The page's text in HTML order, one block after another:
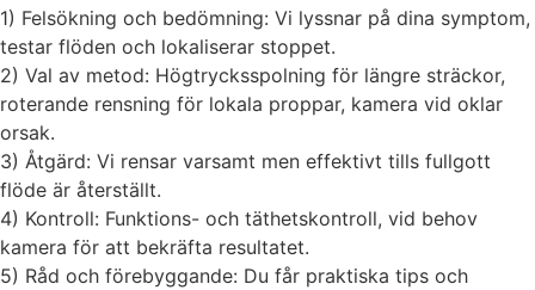
1) Felsökning och bedömning: Vi lyssnar på dina symptom,
testar flöden och lokaliserar stoppet.
2) Val av metod: Högtrycksspolning för längre sträckor,
roterande rensning för lokala proppar, kamera vid oklar
orsak.
3) Åtgärd: Vi rensar varsamt men effektivt tills fullgott
flöde är återställt.
4) Kontroll: Funktions- och täthetskontroll, vid behov
kamera för att bekräfta resultatet.
5) Råd och förebyggande: Du får praktiska tips och